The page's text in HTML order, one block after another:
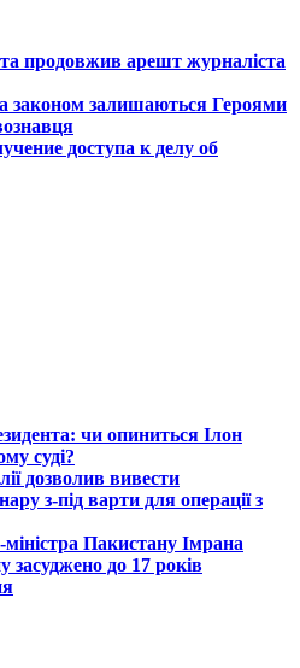
продовжив арешт журналіста
законом залишаються Героями
доступа к делу об
чи опиниться Ілон
суді?
дозволив вивести
з-під варти для операції з
Пакистану Імрана
засуджено до 17 років